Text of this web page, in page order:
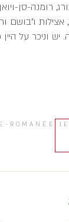
ROMANÉE
רומנה-סן-
אצילות ו"בושם
וניכר על